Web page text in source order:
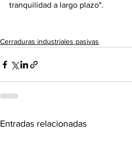
tranquilidad a largo plazo".
Cerraduras industriales pasivas
Entradas relacionadas